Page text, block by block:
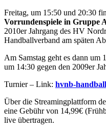
Freitag, um 15:50 und 20:30
Vorrundenspiele in Gruppe
2010er Jahrgang des HV
Handballverband am späten
Am Samstag geht es dann um
um 14:30 gegen den 2009er
Turnier – Link: hvnb-
Über die Streamingplattform
eine Gebühr von 14,99€
live übertragen.